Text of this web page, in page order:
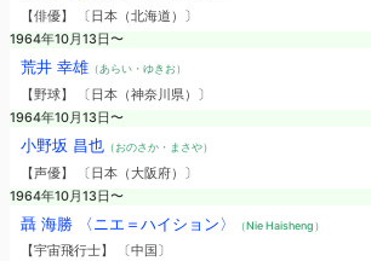
【俳優】 〔日本（北海道）〕
1964年10月13日〜
荒井 幸雄（あらい・ゆきお）
【野球】 〔日本（神奈川県）〕
1964年10月13日〜
小野坂 昌也（おのさか・まさや）
【声優】 〔日本（大阪府）〕
1964年10月13日〜
聶 海勝 〈ニエ＝ハイション〉 （Nie Haisheng）
【宇宙飛行士】 〔中国〕